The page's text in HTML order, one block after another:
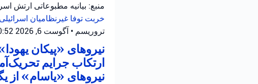
منبع: بیانیه مطبوعاتی ارتش
خربت توفا غیرنظامیان اسرائیلی
تروریسم • آگوست 6, 2026 at 10:52 ق.ظ
نیروهای «پیکان
ارتکاب جرایم
نیروهای «یاسام» از